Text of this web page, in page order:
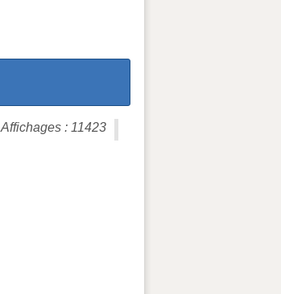
Affichages : 11423